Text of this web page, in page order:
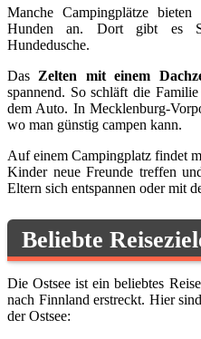
Manche Campingplätze
Hunden an. Dort gibt es
Hundedusche.
Das Zelten mit einem
spannend. So schläft die
dem Auto. In Mecklenburg-
wo man günstig campen kann.
Auf einem Campingplatz findet
Kinder neue Freunde treffen
Eltern sich entspannen oder mit
Beliebte
Die Ostsee ist ein beliebtes
nach Finnland erstreckt. Hier
der Ostsee: